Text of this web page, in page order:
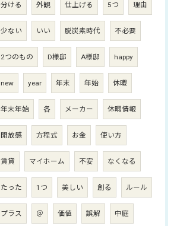
分ける 外観 仕上げる 5つ 理由
少ない いい 脱炭素時代 不必要
2つのもの D様邸 A様邸 happy
new year 年末 年始 休暇
年末年始 各 メーカー 休暇情報
開放感 方程式 お金 使い方
賃貸 マイホーム 不安 なくなる
たった 1つ 美しい 創る ルール
プラス ＠ 価値 誤解 中庭